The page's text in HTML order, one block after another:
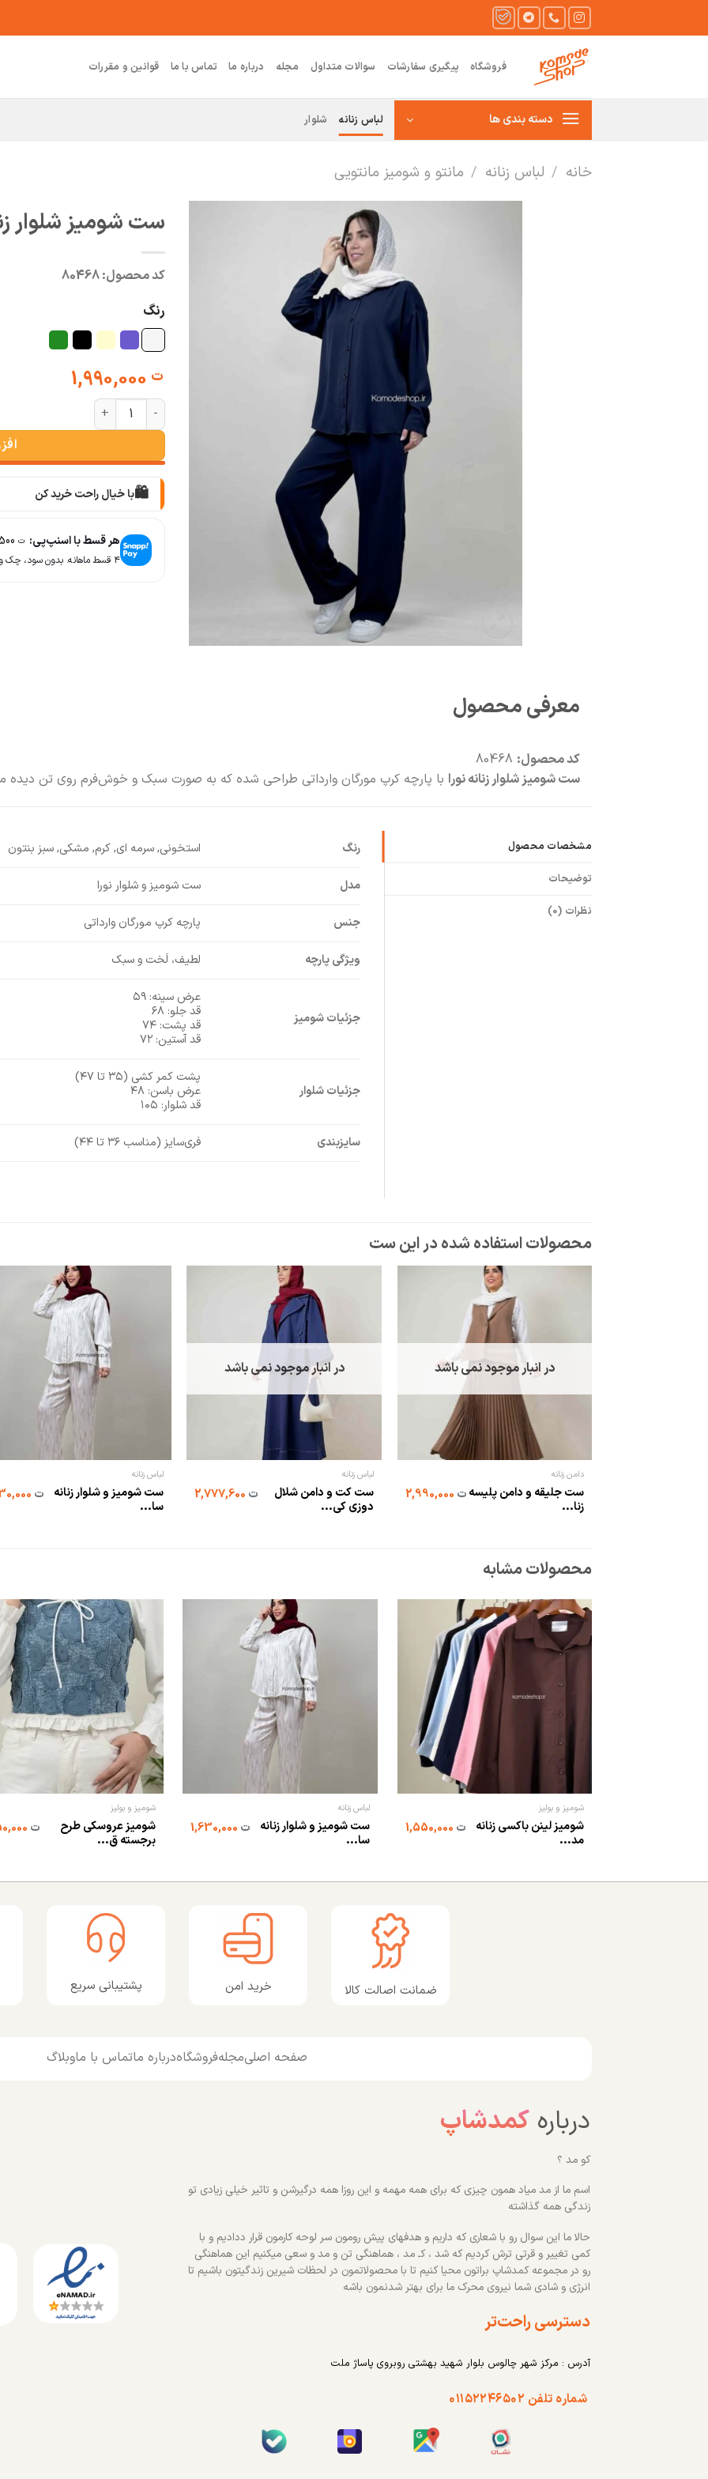
فروشگاه پیگیری سفارشات سوالات متداول مجله درباره ما تماس با ما قوانین و مقررات
دسته بندی ها لباس زنانه شلوار
خانه / لباس زنانه / مانتو و شومیز مانتویی
ست شومیز شلوار
کد محصول:80468
رنگ
ت
ست شومیز شلوار زنانه نورا عدد
🛍️با خیال راحت خرید کن
📦
🚚سریع به دستت می‌رسه
هر قسط با اسنپ‌پی: ت
۴ قسط ماهانه. بدون سود، چک و ضامن.
معرفی محصول
کد محصول: 80468
ست شومیز شلوار زنانه نورا با پارچه کرپ مورگان وارداتی طراحی شده که به‌ صورت سبک و خوش‌فرم روی تن دیده
مشخصات محصول
توضیحات
نظرات (0)
رنگ استخونی, سرمه ای, کرم, مشکی, سبز بنتون
مدل ست شومیز و شلوار نورا
جنس پارچه کرپ مورگان وارداتی
ویژگی پارچه لطیف، لَخت و سبک
جزئیات شومیز
عرض سینه: ۵۹
قد جلو: ۶۸
قد پشت: ۷۴
قد آستین: ۷۲
جزئیات شلوار
پشت کمر کشی (۳۵ تا ۴۷)
عرض باسن: ۴۸
قد شلوار: ۱۰۵
سایزبندی فری‌سایز (مناسب ۳۶ تا ۴۴)
در انبار موجود نمی باشد
دامن زنانه
ست جلیقه و دامن پلیسه
زنا...
ت
در انبار موجود نمی باشد
لباس زنانه
ست کت و دامن شلال
دوزی کی...
ت
لباس زنانه
ست شومیز و شلوار زنانه
سا...
ت
محصولات مشابه
شومیز و بولیز
شومیز لینن باکسی زنانه
مد...
ت
لباس زنانه
ست شومیز و شلوار زنانه
سا...
ت
شومیز و بولیز
شومیز عروسکی طرح
برجسته ق...
ت
ضمانت اصالت کالا خرید امن پشتیبانی سریع
صفحه اصلیمجلهفروشگاهدرباره ماتماس با ماوبلاگ
دربارهکمدشاپ
کو مد ؟
اسم ما از مد میاد همون چیزی که برای همه مهمه و این روزا همه درگیرشن و تاثیر خیلی زیادی تو
زندگی همه گذاشته
حالا ما این سوال رو با شعاری که داریم و هدفهای پیش رومون سر لوحه کارمون قرار ددادیم و با
کمی تغییر و قرتی ترش کردیم که شد ، کـ مد ، هماهنگی تن و مد و سعی میکنیم این هماهنگی
رو در مجموعه کمدشاپ براتون محیا کنیم تا با محصولاتمون در لحظات شیرین زندگیتون باشیم تا
انرژی و شادی شما نیروی محرک ما برای بهتر شدنمون باشه
دسترسی راحت‌تر
آدرس : مرکز شهر چالوس بلوار شهید بهشتی روبروی پاساژ ملت
شماره تلفن ۰۱۱۵۲۲۴۶۵۰۲